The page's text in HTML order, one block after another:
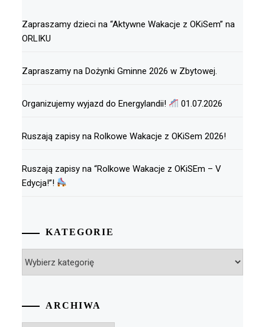
Zapraszamy dzieci na “Aktywne Wakacje z OKiSem” na
ORLIKU
Zapraszamy na Dożynki Gminne 2026 w Zbytowej.
Organizujemy wyjazd do Energylandii! 01.07.2026
Ruszają zapisy na Rolkowe Wakacje z OKiSem 2026!
Ruszają zapisy na “Rolkowe Wakacje z OKiSEm – V
Edycja!”!
KATEGORIE
ARCHIWA